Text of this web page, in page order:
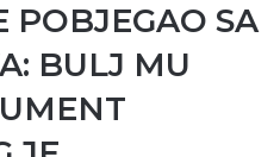
POBJEGAO SA
BULJ MU